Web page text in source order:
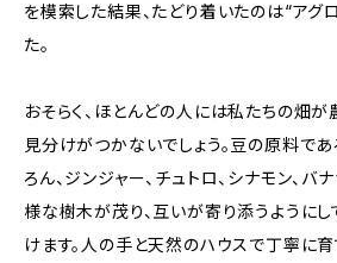
を模索した結果、たどり着いたのは“アグ
た。
おそらく、ほとんどの人には私たちの畑が
見分けがつかないでしょう。豆の原料で
ろん、ジンジャー、チュトロ、シナモン、バ
様な樹木が茂り、互いが寄り添うように
けます。人の手と天然のハウスで丁寧に